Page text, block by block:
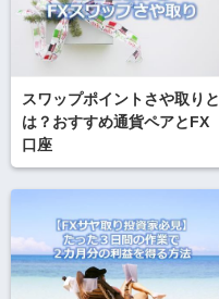
スワップポイントさや取りと
は？おすすめ通貨ペアとFX
口座